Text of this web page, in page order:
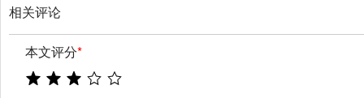
相关评论
本文评分*